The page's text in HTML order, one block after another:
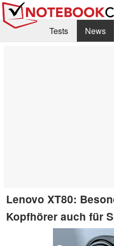
Tests News
Lenovo XT80:
Kopfhörer auch für